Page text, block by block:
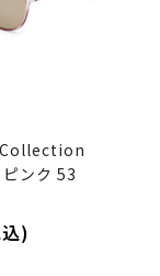
Collection
ンク 53
)